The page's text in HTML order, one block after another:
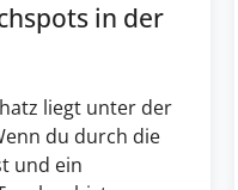
in der
liegt unter der
du durch die
und ein